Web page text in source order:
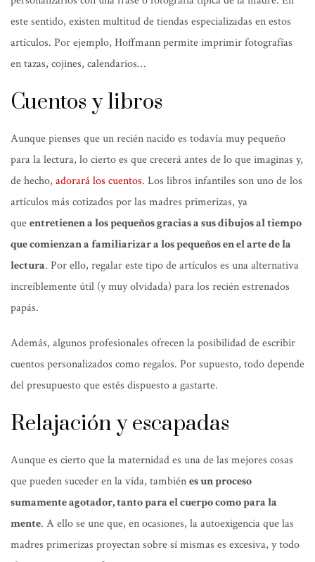
este sentido, existen multitud de tiendas especializadas en estos
artículos. Por ejemplo, Hoffmann permite imprimir fotografías
en tazas, cojines, calendarios…
Cuentos y libros
Aunque pienses que un recién nacido es todavía muy pequeño
para la lectura, lo cierto es que crecerá antes de lo que imaginas y,
de hecho, adorará los cuentos. Los libros infantiles son uno de los
artículos más cotizados por las madres primerizas, ya
queentretienen a los pequeños gracias a sus dibujos al tiempo
que comienzan a familiarizar a los pequeños en el arte de la
lectura. Por ello, regalar este tipo de artículos es una alternativa
increíblemente útil (y muy olvidada) para los recién estrenados
papás.
Además, algunos profesionales ofrecen la posibilidad de escribir
cuentos personalizados como regalos. Por supuesto, todo depende
del presupuesto que estés dispuesto a gastarte.
Relajación y escapadas
Aunque es cierto que la maternidad es una de las mejores cosas
que pueden suceder en la vida, tambiénes un proceso
sumamente agotador, tanto para el cuerpo como para la
mente. A ello se une que, en ocasiones, la autoexigencia que las
madres primerizas proyectan sobre sí mismas es excesiva, y todo